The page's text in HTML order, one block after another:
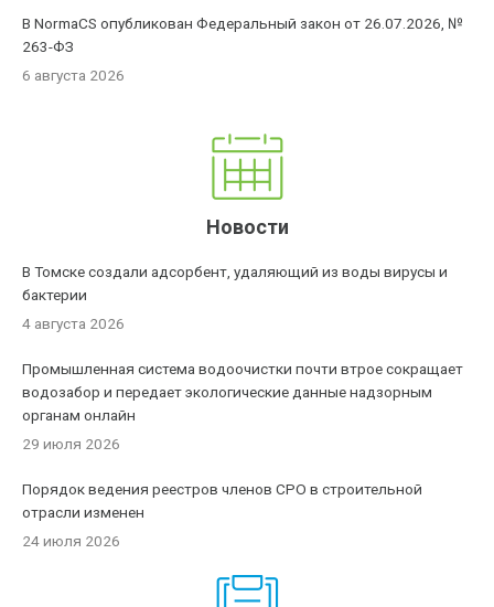
В NormaCS опубликован Федеральный закон от 26.07.2026, №
263-ФЗ
6 августа 2026
Новости
В Томске создали адсорбент, удаляющий из воды вирусы и
бактерии
4 августа 2026
Промышленная система водоочистки почти втрое сокращает
водозабор и передает экологические данные надзорным
органам онлайн
29 июля 2026
Порядок ведения реестров членов СРО в строительной
отрасли изменен
24 июля 2026